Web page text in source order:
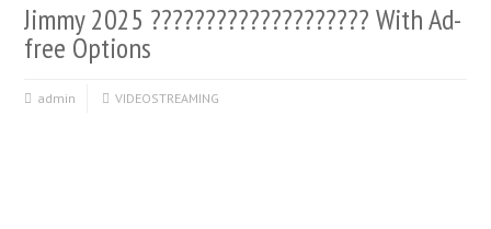
Jimmy 2025 ???????????????????? With Ad-
free Options
admin VIDEOSTREAMING